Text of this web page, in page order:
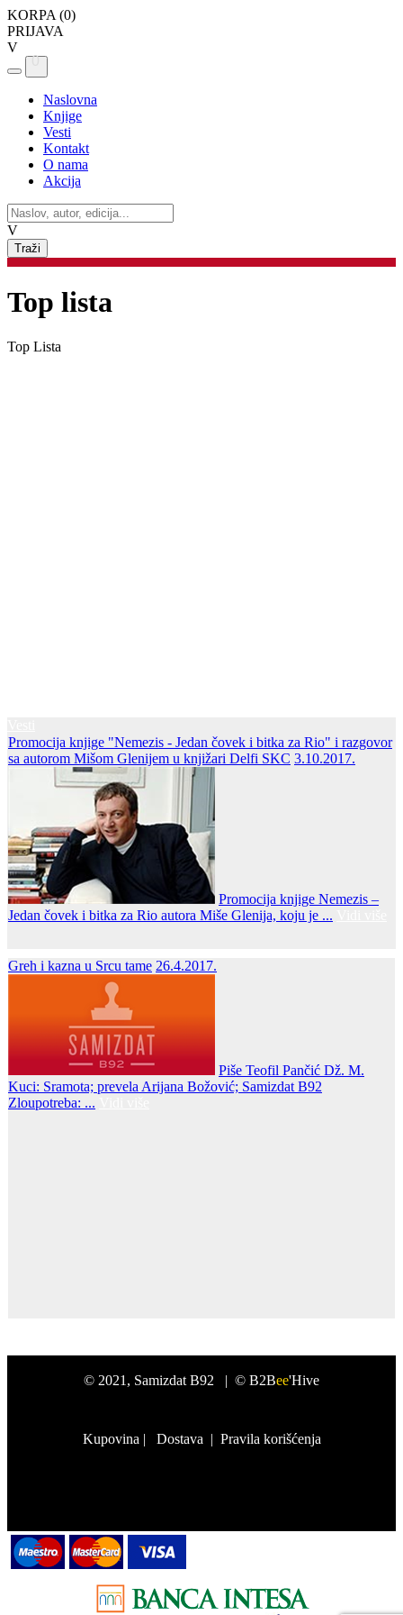
KORPA (0)
PRIJAVA
V
0
Naslovna
Knjige
Vesti
Kontakt
O nama
Akcija
V
Top lista
Top Lista
Promocija knjige "Nemezis - Jedan čovek i bitka za Rio" i razgovor
sa autorom Mišom Glenijem u knjižari Delfi SKC 3.10.2017.
Promocija knjige Nemezis –
Jedan čovek i bitka za Rio autora Miše Glenija, koju je ...
Greh i kazna u Srcu tame 26.4.2017.
Piše Teofil Pančić Dž. M.
Kuci: Sramota; prevela Arijana Božović; Samizdat B92
Zloupotreba: ...
© 2021 , Samizdat B92 | © B2Bee'Hive
Kupovina | Dostava | Pravila korišćenja